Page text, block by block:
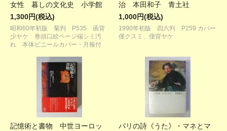
女性 暮しの文化史 小学館
1,300円(税込)
昭和60年初版 菊判 P535 函背
少ヤケ 巻頭口絵ページ端シミ汚
れ 本体ビニールカバー・月報付
治 本田和子 青土社
1,000円(税込)
1990年初版 四六判 P259 カバー
僅クスミ、僅背ヤケ
記憶術と書物 中世ヨーロッ
パリの詩《うた》・マネとマ